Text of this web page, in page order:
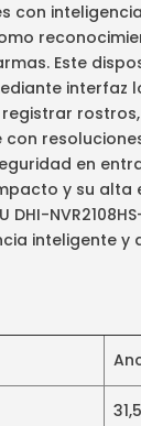
con
Este
en
y su
DHI-
inteligente y